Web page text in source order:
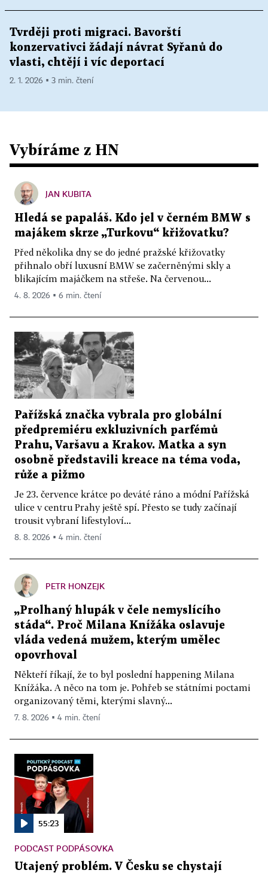
Tvrději proti migraci. Bavorští
konzervativci žádají návrat Syřanů do
vlasti, chtějí i víc deportací
2. 1. 2026 ▪ 3 min. čtení
Vybíráme z HN
JAN KUBITA
Hledá se papaláš. Kdo jel v černém BMW s
majákem skrze „Turkovu“ křižovatku?
Před několika dny se do jedné pražské křižovatky
přihnalo obří luxusní BMW se začerněnými skly a
blikajícím majáčkem na střeše. Na červenou...
4. 8. 2026 ▪ 6 min. čtení
Pařížská značka vybrala pro globální
předpremiéru exkluzivních parfémů
Prahu, Varšavu a Krakov. Matka a syn
osobně představili kreace na téma voda,
růže a pižmo
Je 23. července krátce po deváté ráno a módní Pařížská
ulice v centru Prahy ještě spí. Přesto se tudy začínají
trousit vybraní lifestyloví...
8. 8. 2026 ▪ 4 min. čtení
PETR HONZEJK
„Prolhaný hlupák v čele nemyslícího
stáda“. Proč Milana Knížáka oslavuje
vláda vedená mužem, kterým umělec
opovrhoval
Někteří říkají, že to byl poslední happening Milana
Knížáka. A něco na tom je. Pohřeb se státními poctami
organizovaný těmi, kterými slavný...
7. 8. 2026 ▪ 4 min. čtení
55:23
PODCAST PODPÁSOVKA
Utajený problém. V Česku se chystají